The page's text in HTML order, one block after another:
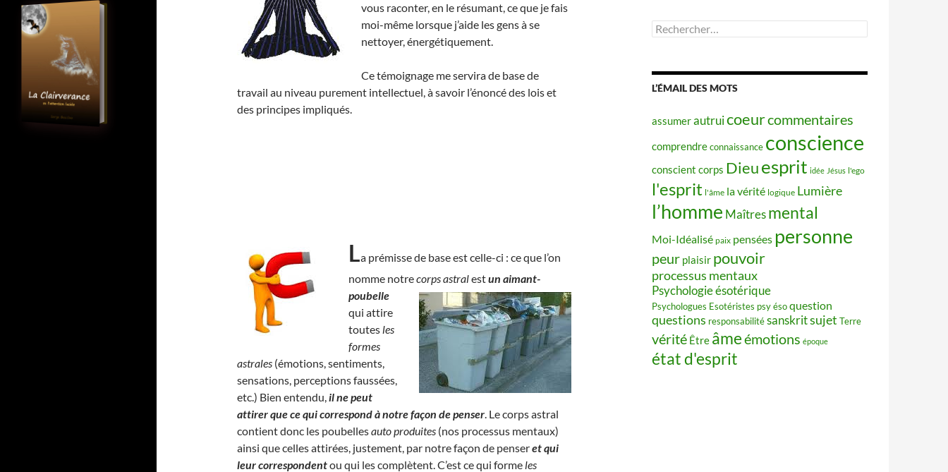
vous raconter, en le résumant, ce que je fais
moi-même lorsque j’aide les gens à se
nettoyer, énergétiquement.
Ce témoignage me servira de base de
travail au niveau purement intellectuel, à savoir l’énoncé des lois et
des principes impliqués.
La prémisse de base est celle-ci : ce que l’on
nomme notrecorps astralestun aimant-
poubelle
qui attire
toutes les
formes
astrales (émotions, sentiments,
sensations, perceptions faussées,
etc.) Bien entendu,il ne peut
attirer que ce qui correspond à notre façon de penser. Le corps astral
contient donc les poubellesauto produites (nos processus mentaux)
ainsi que celles attirées, justement, par notre façon de penseret qui
leur correspondentou qui les complètent. C’est ce qui forme les
Rechercher :
L’ÉMAIL DES MOTS
assumerautruicoeurcommentaires
comprendreconnaissance conscience
conscient corps Dieuesprit idée Jésus l'ego
l'esprit l'âme la vérité logique Lumière
l’homme Maîtres mental
Moi-Idéalisé paix pensées personne
peur plaisir pouvoir
processus mentaux
Psychologie ésotérique
Psychologues Esotéristes psy ésoquestion
questions responsabilitésanskritsujet Terre
vérité Être âmeémotions époque
état d'esprit